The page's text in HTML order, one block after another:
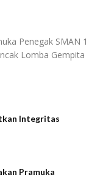
Penegak SMAN 1
Lomba Gempita
Integritas
Pramuka